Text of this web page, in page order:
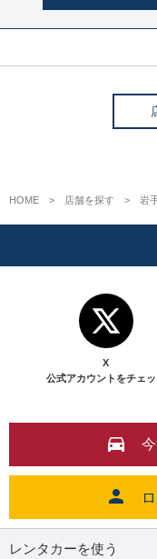
HOME 店舗を探す 岩
X
公式アカウントをチェッ
レンタカーを使う